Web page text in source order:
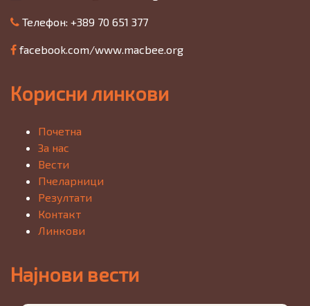
Телефон: +389 70 651 377
facebook.com/www.macbee.org
Корисни линкови
Почетна
За нас
Вести
Пчеларници
Резултати
Контакт
Линкови
Најнови вести